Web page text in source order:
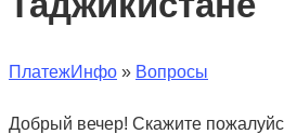
ПлатежИнфо » Вопросы
Добрый вечер! Скажите